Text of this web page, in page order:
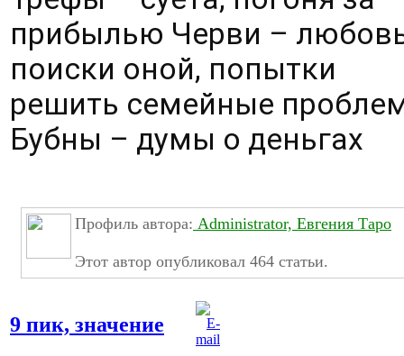
прибылью Черви –
поиски оной, попытки
решить семейные
Бубны – думы о деньгах
Профиль автора: Administrator, Евгения Таро
Этот автор опубликовал 464 статьи.
9 пик, значение